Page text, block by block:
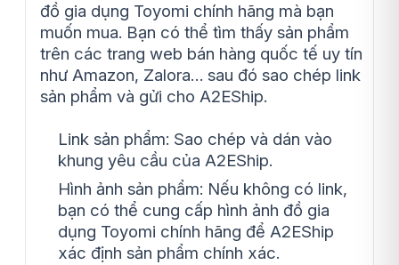
đồ gia dụng Toyomi chính hãng mà bạn
muốn mua. Bạn có thể tìm thấy sản phẩm
trên các trang web bán hàng quốc tế uy tín
như Amazon, Zalora… sau đó sao chép link
sản phẩm và gửi cho A2EShip.
Link sản phẩm: Sao chép và dán vào
khung yêu cầu của A2EShip.
Hình ảnh sản phẩm: Nếu không có link,
bạn có thể cung cấp hình ảnh đồ gia
dụng Toyomi chính hãng để A2EShip
xác định sản phẩm chính xác.